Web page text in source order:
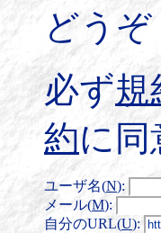
どうぞ
必ず規
約に
ユーザ名(N):
メール(M):
自分のURL(U):